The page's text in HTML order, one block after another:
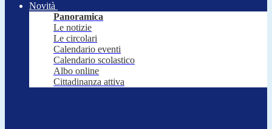
Novità
Panoramica
Le notizie
Le circolari
Calendario eventi
Calendario scolastico
Albo online
Cittadinanza attiva